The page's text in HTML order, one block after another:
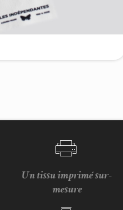
Un tissu imprimé sur-
mesure